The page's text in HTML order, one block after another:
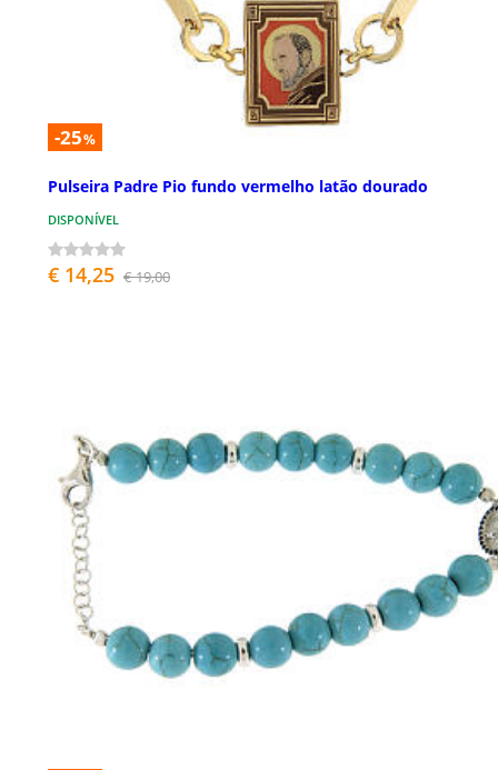
-25%
Pulseira Padre Pio fundo vermelho latão dourado
DISPONÍVEL
€ 14,25 € 19,00